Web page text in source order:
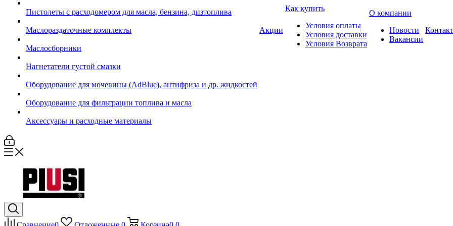
Пистолеты с расходомером для масла, бензина, дизтоплива
Маслораздаточные комплекты
Маслосборники
Нагнетатели густой смазки
Оборудование для мочевины (AdBlue), антифриза и др. жидкостей
Оборудование для фильтрации топлива и масла
Аксессуары и расходные материалы
Акции
Как купить
Условия оплаты
Условия доставки
Условия Возврата
О компании
Новости
Вакансии